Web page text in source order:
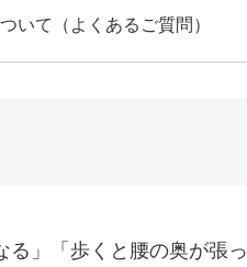
いて（よくあるご質問）
る」「歩くと腰の奥が張